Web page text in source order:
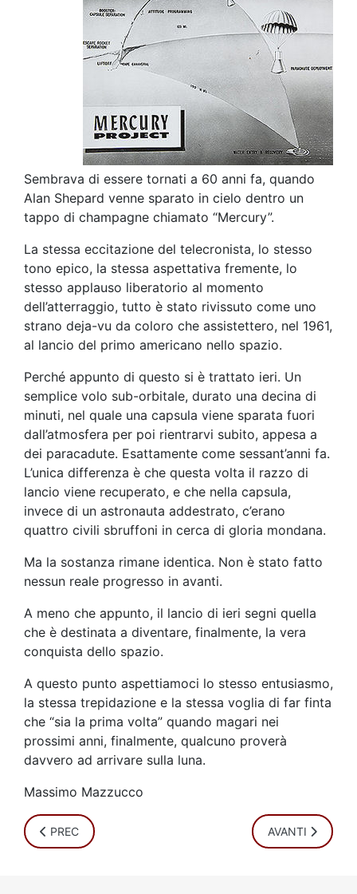
Sembrava di essere tornati a 60 anni fa, quando
Alan Shepard venne sparato in cielo dentro un
tappo di champagne chiamato “Mercury”.
La stessa eccitazione del telecronista, lo stesso
tono epico, la stessa aspettativa fremente, lo
stesso applauso liberatorio al momento
dell’atterraggio, tutto è stato rivissuto come uno
strano deja-vu da coloro che assistettero, nel 1961,
al lancio del primo americano nello spazio.
Perché appunto di questo si è trattato ieri. Un
semplice volo sub-orbitale, durato una decina di
minuti, nel quale una capsula viene sparata fuori
dall’atmosfera per poi rientrarvi subito, appesa a
dei paracadute. Esattamente come sessant’anni fa.
L’unica differenza è che questa volta il razzo di
lancio viene recuperato, e che nella capsula,
invece di un astronauta addestrato, c’erano
quattro civili sbruffoni in cerca di gloria mondana.
Ma la sostanza rimane identica. Non è stato fatto
nessun reale progresso in avanti.
A meno che appunto, il lancio di ieri segni quella
che è destinata a diventare, finalmente, la vera
conquista dello spazio.
A questo punto aspettiamoci lo stesso entusiasmo,
la stessa trepidazione e la stessa voglia di far finta
che “sia la prima volta” quando magari nei
prossimi anni, finalmente, qualcuno proverà
davvero ad arrivare sulla luna.
Massimo Mazzucco
ARTICOLO PRECEDENTE: MI HANNO SEQUESTRATO LA
PREC ARTICOLO
AVANTI